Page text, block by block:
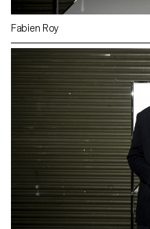
Fabien Roy